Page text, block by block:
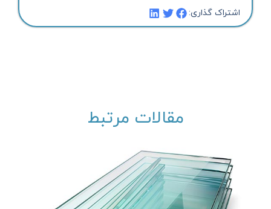
اشتراک گذاری:
مقالات مرتبط